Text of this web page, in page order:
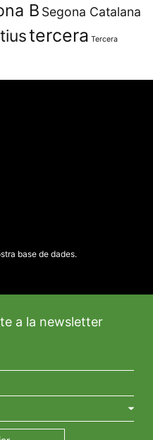
B Segona Catalana
tercera Tercera
base de dades.
a la newsletter